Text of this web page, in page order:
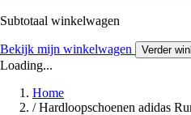
Subtotaal winkelwagen
Bekijk mijn winkelwagen Verder
Loading...
Home
/ Hardloopschoenen adidas